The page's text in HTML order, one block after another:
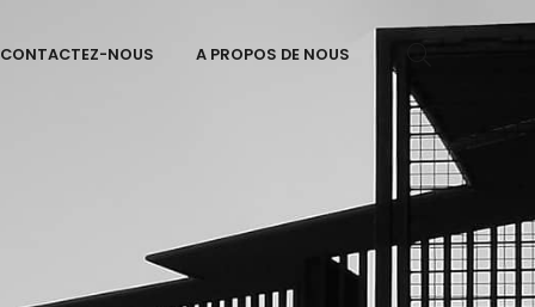
CONTACTEZ-NOUS A PROPOS DE NOUS